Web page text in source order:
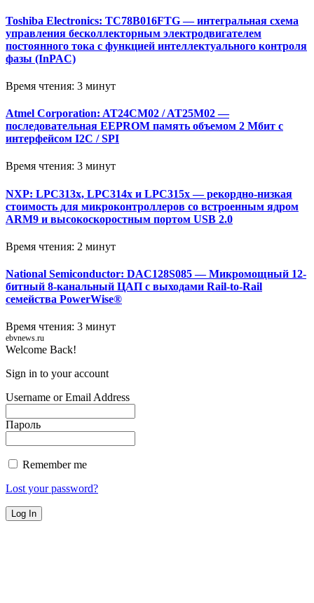
Toshiba Electronics: TC78B016FTG — интегральная схема
управления бесколлекторным электродвигателем
постоянного тока с функцией интеллектуального контроля
фазы (InPAC)
Время чтения: 3 минут
Atmel Corporation: AT24CM02 / AT25M02 —
последовательная EEPROM память объемом 2 Мбит с
интерфейсом I2C / SPI
Время чтения: 3 минут
NXP: LPC313x, LPC314x и LPC315x — рекордно-низкая
стоимость для микроконтроллеров со встроенным ядром
ARM9 и высокоскоростным портом USB 2.0
Время чтения: 2 минут
National Semiconductor: DAC128S085 — Микромощный 12-
битный 8-канальный ЦАП с выходами Rail-to-Rail
семейства PowerWise®
Время чтения: 3 минут
ebvnews.ru
Welcome Back!
Sign in to your account
Username or Email Address
Пароль
Remember me
Lost your password?